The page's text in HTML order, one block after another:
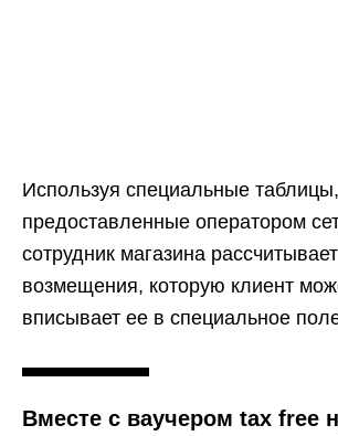
Используя специальные таблицы,
предоставленные оператором
сотрудник магазина
возмещения, которую клиент
вписывает ее в специальное
Вместе с ваучером tax free